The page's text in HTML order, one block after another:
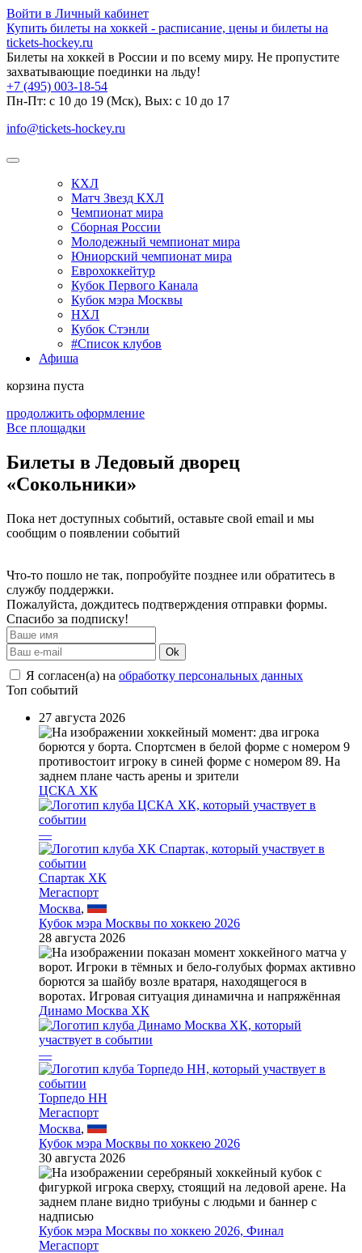
Войти в Личный кабинет
Купить билеты на хоккей - расписание, цены и билеты на
tickets-hockey.ru
Билеты на хоккей в России и по всему миру. Не пропустите
захватывающие поединки на льду!
+7 (495) 003-18-54
Пн-Пт: c 10 до 19 (Мск), Вых: с 10 до 17
info@tickets-hockey.ru
КХЛ
Матч Звезд КХЛ
Чемпионат мира
Сборная России
Молодежный чемпионат мира
Юниорский чемпионат мира
Еврохоккейтур
Кубок Первого Канала
Кубок мэра Москвы
НХЛ
Кубок Стэнли
#Список клубов
Афиша
корзина пуста
продолжить оформление
Все площадки
Билеты в Ледовый дворец
«Сокольники»
Пока нет доступных событий, оставьте свой email и мы
сообщим о появлении событий
Что-то пошло не так, попробуйте позднее или обратитесь в
службу поддержки.
Пожалуйста, дождитесь подтверждения отправки формы.
Спасибо за подписку!
Ok
Я согласен(а) на обработку персональных данных
Топ событий
27 августа 2026
ЦСКА ХК
—
Спартак ХК
Мегаспорт
Москва,
Кубок мэра Москвы по хоккею 2026
28 августа 2026
Динамо Москва ХК
—
Торпедо НН
Мегаспорт
Москва,
Кубок мэра Москвы по хоккею 2026
30 августа 2026
Кубок мэра Москвы по хоккею 2026, Финал
Мегаспорт